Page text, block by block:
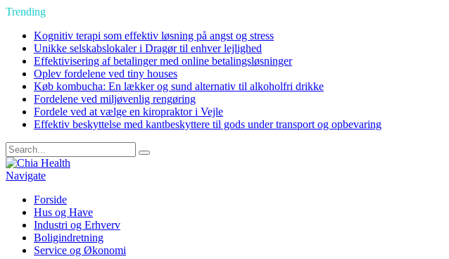
Trending
Kognitiv terapi som effektiv løsning på angst og stress
Unikke selskabslokaler i Dragør til enhver lejlighed
Effektivisering af betalinger med online betalingsløsninger
Oplev fordelene ved tiny houses
Køb kombucha: En lækker og sund alternativ til alkoholfri drikke
Fordelene ved miljøvenlig rengøring
Fordele ved at vælge en kiropraktor i Vejle
Effektiv beskyttelse med kantbeskyttere til gods under transport og opbevaring
Navigate
Forside
Hus og Have
Industri og Erhverv
Boligindretning
Service og Økonomi